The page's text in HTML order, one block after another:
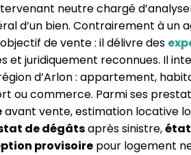
neutre chargé
d’un bien. Contrairement à un
de vente : il délivre des
et juridiquement reconnues. Il
d’Arlon : appartement,
ou commerce. Parmi ses
avant vente, estimation locative
de dégâtsaprès sinistre,état
provisoire pour logement